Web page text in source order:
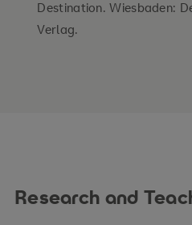
Destination. Wiesbaden:
Verlag.
Research and